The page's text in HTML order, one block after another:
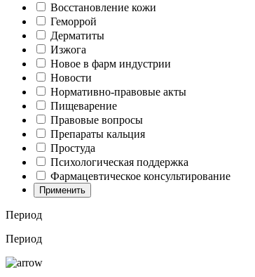
Восстановление кожи
Геморрой
Дерматиты
Изжога
Новое в фарм индустрии
Новости
Нормативно-правовые акты
Пищеварение
Правовые вопросы
Препараты кальция
Простуда
Психологическая поддержка
Фармацевтическое консультирование
Применить
Период
Период